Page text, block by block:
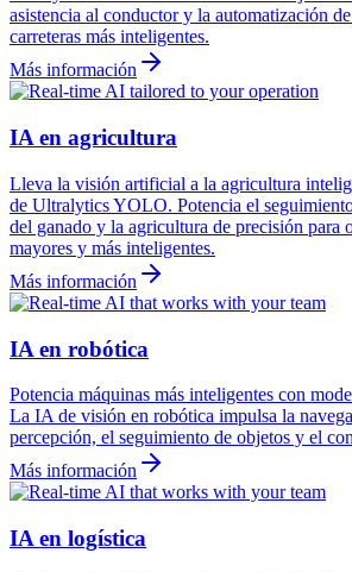
asistencia al conductor y la automatización
carreteras más inteligentes.
Más información
IA en agricultura
Lleva la visión artificial a la agricultura
de Ultralytics YOLO. Potencia el
del ganado y la agricultura de precisión para
mayores y más inteligentes.
Más información
IA en robótica
Potencia máquinas más inteligentes con
La IA de visión en robótica impulsa la
percepción, el seguimiento de objetos y el
Más información
IA en logística